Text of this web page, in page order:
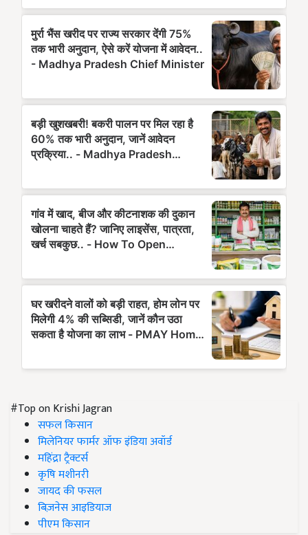
#Top on Krishi Jagran
सफल किसान
मिलेनियर फार्मर ऑफ इंडिया अवॉर्ड
महिंद्रा ट्रैक्टर्स
कृषि मशीनरी
जायद की फसल
बिज़नेस आइडियाज
पीएम किसान